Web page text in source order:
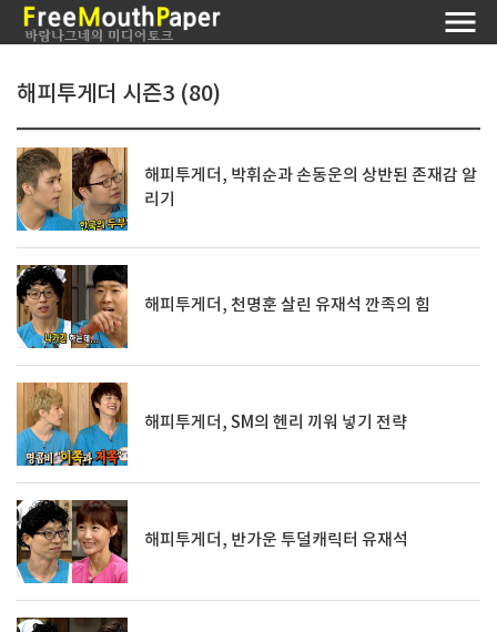
해피투게더 시즌3 (80)
해피투게더, 박휘순과 손동운의 상반된 존재감 알
리기
해피투게더, 천명훈 살린 유재석 깐족의 힘
해피투게더, SM의 헨리 끼워 넣기 전략
해피투게더, 반가운 투덜캐릭터 유재석